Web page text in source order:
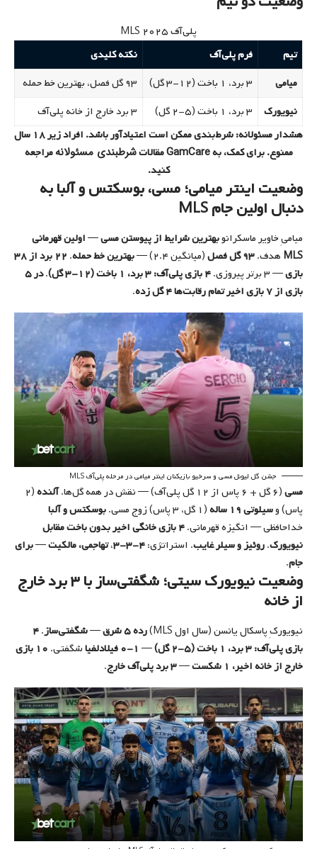
پلی‌آف MLS ۲۰۲۵
تیم
فرم پلی‌آف
نکته کلیدی
میامی
۳ برد، ۱ باخت (۱۲-۳ گل)
۹۳ گل فصل، بهترین خط حمله
نیویورک
۳ برد، ۱ باخت (۵-۲ گل)
۳ برد خارج از خانه پلی‌آف
هشدار مسئولانه: شرط‌بندی ممکن است اعتیادآور باشد. افراد زیر ۱۸ سال
ممنوع. برای کمک، بهGamCareمقالاتشرطبندی مسئولانهمراجعه
کنید.
وضعیت اینتر میامی؛ مسی، بوسکتس و آلبا به
دنبال اولین جام MLS
میامیِ خاویر ماسکرانوبهترین شرایط از پیوستن مسی—اولین قهرمانی
MLS هدف.۹۳ گل فصل (میانگین ۲.۴) — بهترین خط حمله.
۲۲ برد از ۳۸
بازی— ۳ برتر پیروزی. ۴ بازی پلی‌آف: ۳ برد، ۱ باخت (۱۲-۳ گل) .
در ۵
بازی از ۷ بازی اخیر تمام رقابت‌ها ۴ گل زده
.
جشن گل لیونل مسی و سرخیو بازیکنان اینتر میامی در مرحله پلی‌آف MLS
مسی(۶ گل + ۶ پاس از ۱۲ گل پلی‌آف) — نقش در همه گل‌ها. آلنده (۲
پاس) وسیلوتی ۱۹ ساله (۱ گل، ۳ پاس) زوج مسی.
بوسکتس و آلبا
خداحافظی — انگیزه قهرمانی.
۴ بازی خانگی اخیر بدون باخت مقابل
نیویورک.روئیز و سیلر غایب. استراتژی:۴-۳-۳ ،تهاجمی، مالکیت—برای
جام.
وضعیت نیویورک سیتی؛ شگفتی‌ساز با ۳ برد خارج
از خانه
نیویورکِ پاسکال یانسن (سال اول MLS) رده ۵ شرق —شگفتی‌ساز.۴
بازی پلی‌آف: ۳ برد، ۱ باخت (۵-۲ گل)
— ۱-۰ فیلادلفیا شگفتی.
۱۰ بازی
خارج از خانه اخیر، ۱ شکست
—۳ برد پلی‌آف خارج .